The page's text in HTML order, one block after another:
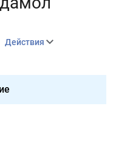
Действия